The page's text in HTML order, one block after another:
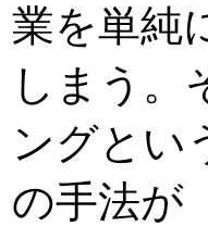
業を単純
しまう。
ングとい
の手法が